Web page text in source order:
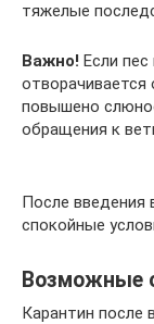
тяжелые
Важно! Если
отворачивается
повышено
обращения к
После введения
спокойные
Возможные
Карантин после